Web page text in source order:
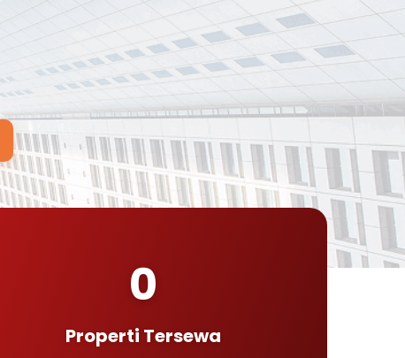
0
Properti Tersewa